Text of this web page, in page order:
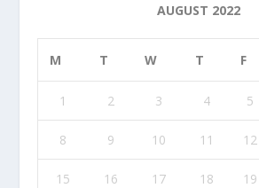
AUGUST 2022
M T W T F
1 2 3 4 5
8 9 10 11 12
15 16 17 18 19